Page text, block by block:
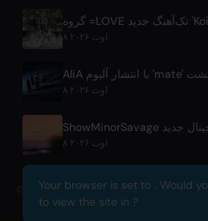
۸ اوت ۲۰۲۶
۸ اوت ۲۰۲۶
۸ اوت ۲۰۲۶
© 2026 OnlyHit. All rights reserved. -
Your browser is set to . Would
to view the site in ?